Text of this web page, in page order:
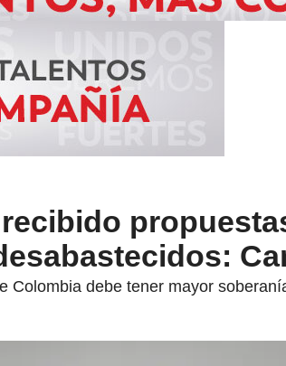
Colombia debe tener mayor